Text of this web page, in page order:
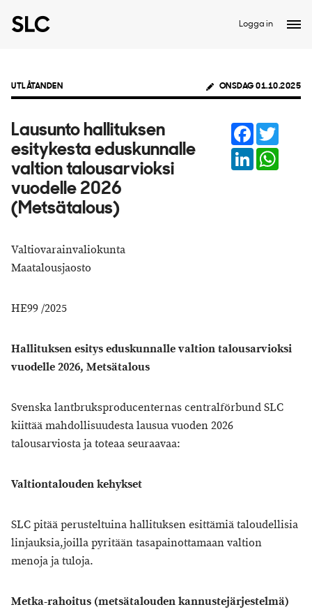
Logga in
UTLÅTANDEN ONSDAG 01.10.2025
Lausunto hallituksen
esitykesta eduskunnalle
valtion talousarvioksi
vuodelle 2026
(Metsätalous)
Facebook
LinkedIn
Valtiovarainvaliokunta
Maatalousjaosto
HE99 /2025
Hallituksen esitys eduskunnalle valtion talousarvioksi
vuodelle 2026, Metsätalous
Svenska lantbruksproducenternas centralförbund SLC
kiittää mahdollisuudesta lausua vuoden 2026
talousarviosta ja toteaa seuraavaa:
Valtiontaloudenkehykset
SLC pitää perusteltuina hallituksen esittämiä taloudellisia
linjauksia,joilla pyritään tasapainottamaan valtion
menoja ja tuloja.
Metka-rahoitus (metsätalouden kannustejärjestelmä)